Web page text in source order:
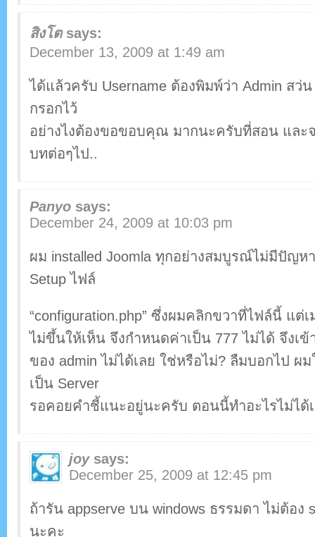
สิงโต says:
December 13, 2009 at 1:49 am
ได้แล้วครับ Username ต้องพิมพ์ว่า Admin สว่
กรอกไว้
อย่างไงต้องขอขอบคุณ มากนะครับที่สอน และ
บทต่อๆไป..
Panyo says:
December 24, 2009 at 10:03 pm
ผม installed Joomla ทุกอย่างสมบูรณ์ไม่มีปัญห
Setup ไฟล์
“configuration.php” ซึ่งผมคลิกขวาที่ไฟล์นี้ แต่เ
ไม่ขึ้นให้เห็น จึงกำหนดค่าเป็น 777 ไม่ได้ จึงเข้
ของ admin ไม่ได้เลย ใช่หรือไม่? ลืมบอกไป ผม
เป็น Server
รอคอยคำชี้แนะอยู่นะครับ ตอนนี้ทำอะไรไม่ได้
joy says:
December 25, 2009 at 12:45 pm
ถ้ารัน appserve บน windows ธรรมดา ไม่ต้อง
นะคะ